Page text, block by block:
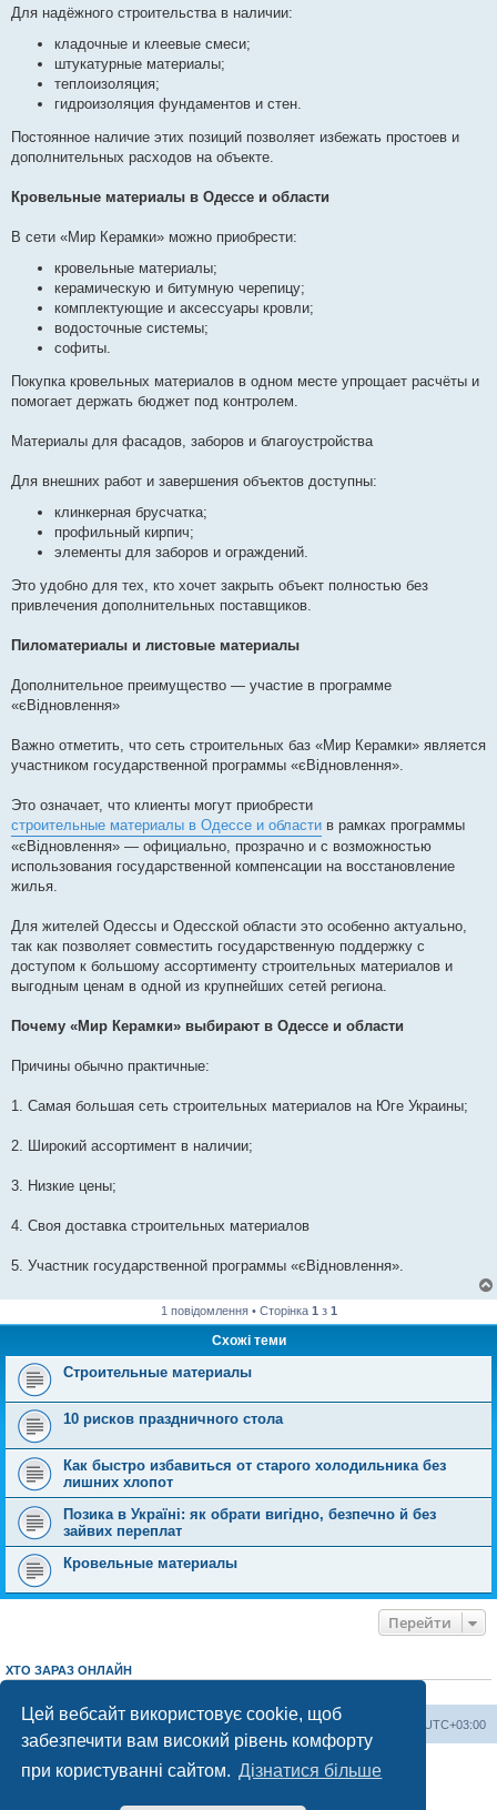
Цей вебсайт використовує cookie, щоб
забезпечити вам високий рівень комфорту
при користуванні сайтом. Дізнатися більше
Для надёжного строительства в наличии:
кладочные и клеевые смеси;
штукатурные материалы;
теплоизоляция;
гидроизоляция фундаментов и стен.
Постоянное наличие этих позиций позволяет избежать простоев и
дополнительных расходов на объекте.
Кровельные материалы в Одессе и области
В сети «Мир Керамки» можно приобрести:
кровельные материалы;
керамическую и битумную черепицу;
комплектующие и аксессуары кровли;
водосточные системы;
софиты.
Покупка кровельных материалов в одном месте упрощает расчёты и
помогает держать бюджет под контролем.
Материалы для фасадов, заборов и благоустройства
Для внешних работ и завершения объектов доступны:
клинкерная брусчатка;
профильный кирпич;
элементы для заборов и ограждений.
Это удобно для тех, кто хочет закрыть объект полностью без
привлечения дополнительных поставщиков.
Пиломатериалы и листовые материалы
Дополнительное преимущество — участие в программе
«єВідновлення»
Важно отметить, что сеть строительных баз «Мир Керамки» является
участником государственной программы «єВідновлення».
Это означает, что клиенты могут приобрести
строительные материалы в Одессе и области в рамках программы
«єВідновлення» — официально, прозрачно и с возможностью
использования государственной компенсации на восстановление
жилья.
Для жителей Одессы и Одесской области это особенно актуально,
так как позволяет совместить государственную поддержку с
доступом к большому ассортименту строительных материалов и
выгодным ценам в одной из крупнейших сетей региона.
Почему «Мир Керамки» выбирают в Одессе и области
Причины обычно практичные:
1. Самая большая сеть строительных материалов на Юге Украины;
2. Широкий ассортимент в наличии;
3. Низкие цены;
4. Своя доставка строительных материалов
5. Участник государственной программы «єВідновлення».
1 повідомлення • Сторінка 1 з 1
Схожі теми
Строительные материалы
10 рисков праздничного стола
Как быстро избавиться от старого холодильника без
лишних хлопот
Позика в Україні: як обрати вигідно, безпечно й без
зайвих переплат
Кровельные материалы
Перейти
ХТО ЗАРАЗ ОНЛАЙН
Херсонський форум UTC+03:00
Команда
Працює на phpBB® Forum Software © phpBB Limited